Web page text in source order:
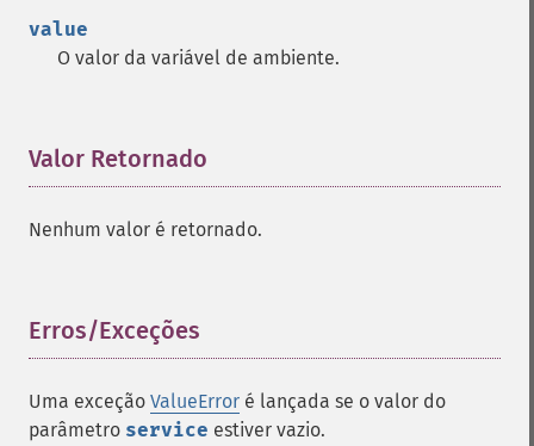
value
O valor da variável de ambiente.
Valor Retornado
Nenhum valor é retornado.
Erros/Exceções
Uma exceção ValueError é lançada se o valor do
parâmetro service estiver vazio.